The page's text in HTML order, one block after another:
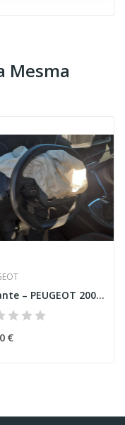
Mesma
Volante – PEUGEOT 2008 II (U_)
€